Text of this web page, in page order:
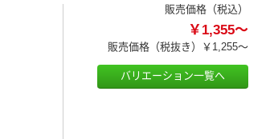
販売価格（税込）
￥1,355～
販売価格（税抜き） ￥1,255～
バリエーション一覧へ